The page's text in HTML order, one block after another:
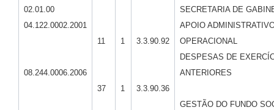
02.01.00
04.122.0002.2001
08.244.0006.2006
11
37
1
1
3.3.90.92
3.3.90.36
SECRETARIA DE
APOIO
OPERACIONAL
DESPESAS DE
ANTERIORES
GESTÃO DO FUNDO